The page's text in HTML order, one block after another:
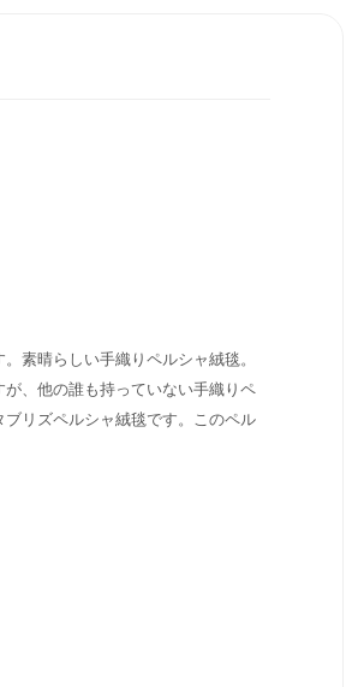
素晴らしい手織りペルシャ絨毯。
、他の誰も持っていない手織りペ
リズペルシャ絨毯です。このペル